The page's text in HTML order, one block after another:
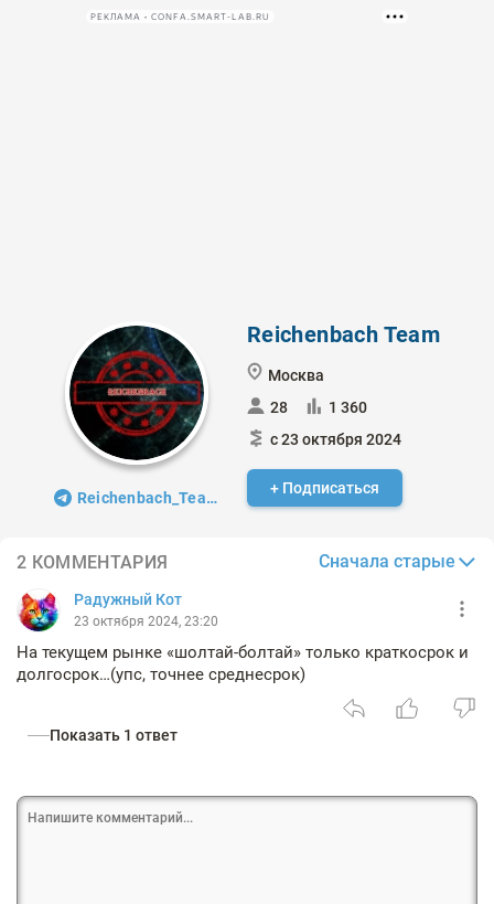
РЕКЛАМА • CONFA.SMART-LAB.RU
Reichenbach_Team
Reichenbach Team
Москва
28
1 360
с 23 октября 2024
+ Подписаться
2 КОММЕНТАРИЯ Сначала старые
Радужный Кот
23 октября 2024, 23:20
На текущем рынке «шолтай-болтай» только краткосрок и
долгосрок…(упс, точнее среднесрок)
Показать 1 ответ